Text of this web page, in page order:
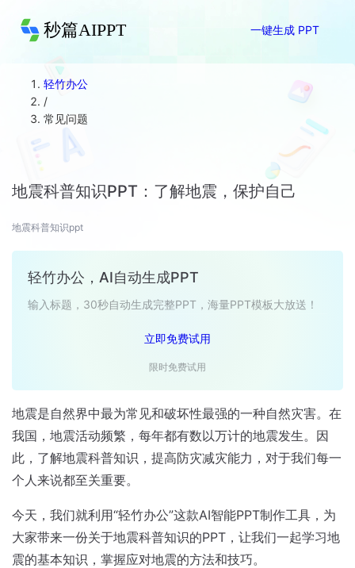
秒篇AIPPT 一键生成 PPT
轻竹办公
/
常见问题
地震科普知识PPT：了解地震，保护自己
地震科普知识ppt
轻竹办公，AI自动生成PPT
输入标题，30秒自动生成完整PPT，海量PPT模板大放送！
立即免费试用
限时免费试用
地震是自然界中最为常见和破坏性最强的一种自然灾害。在
我国，地震活动频繁，每年都有数以万计的地震发生。因
此，了解地震科普知识，提高防灾减灾能力，对于我们每一
个人来说都至关重要。
今天，我们就利用“轻竹办公”这款AI智能PPT制作工具，为
大家带来一份关于地震科普知识的PPT，让我们一起学习地
震的基本知识，掌握应对地震的方法和技巧。